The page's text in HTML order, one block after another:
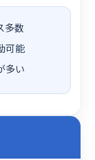
多数
可能
多い